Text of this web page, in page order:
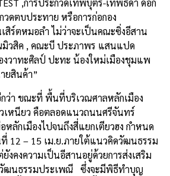
ดตบประทาย หรือการก่อกอง
สิร์ตหมอลำ ไม่ว่าจะเป็นคณะซิ่งอีสาน
วสิค , คณะบี ประภาพร แสนแปด
วาทะศิลป์ ปะทะ น้องใหม่เมืองชุมแพ
ยสินค้า”
ว่า ขณะที่ พื้นที่บริเวณศาลหลักเมือง
หนียว คือตลอดแนวถนนศรีจันทร์
หลักเมืองไปจนถึงสี่แยกเตียวฮง กำหนด
12 – 15 เม.ย.ภายใต้แนวคิดวัฒนธรรม
คงความเป็นอีสานอยู่ด้วยการส่งเสริม
ฒนธรรมประเพณี ซึ่งจะมีพิธีทำบุญ